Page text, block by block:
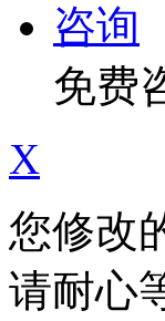
咨询
免费
X
您修改
请耐心